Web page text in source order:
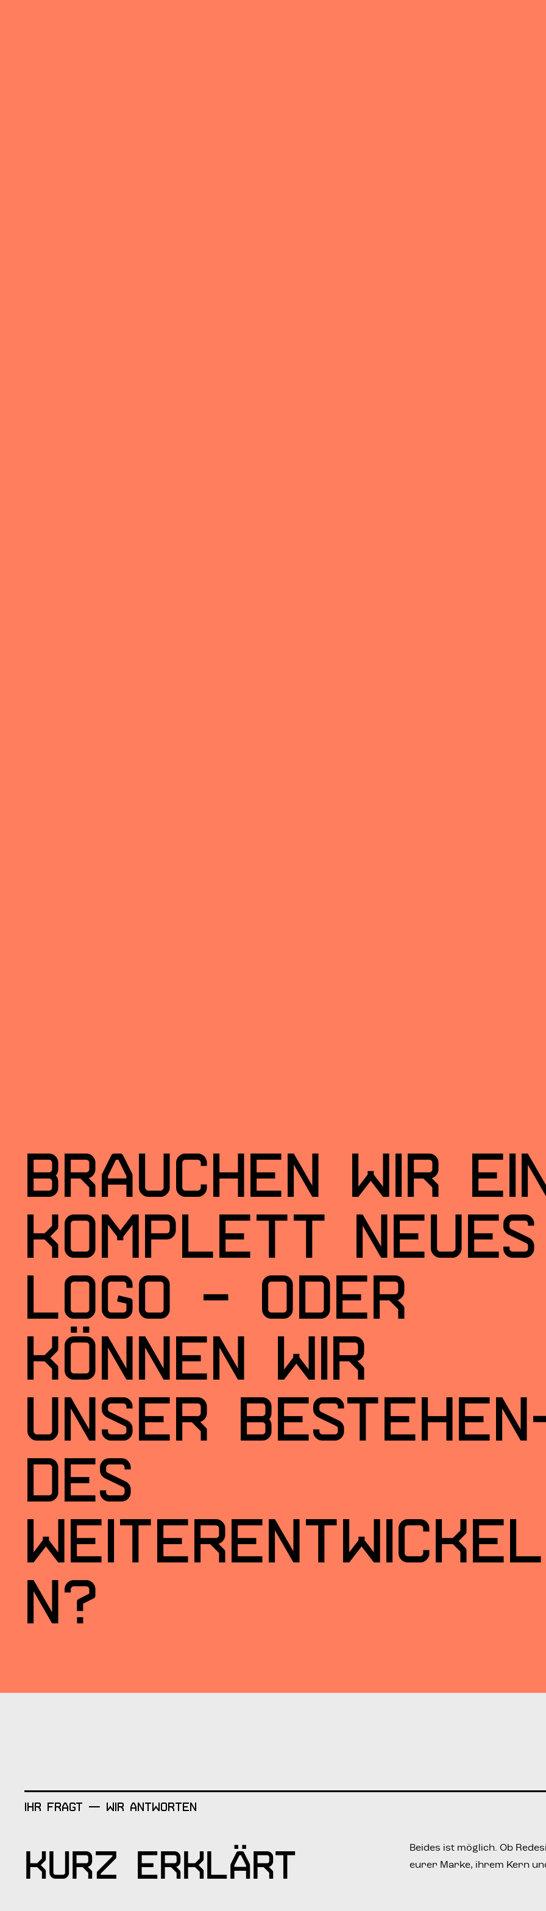
Brau­chen wir
kom­plett neu­es
Logo – oder
kön­nen wir
unser
des
weiterentwickel
n?
Ihr fragt — wir antworten
Kurz erklärt
Bei­des ist mög­lich. Ob
eurer Mar­ke, ihrem Kern